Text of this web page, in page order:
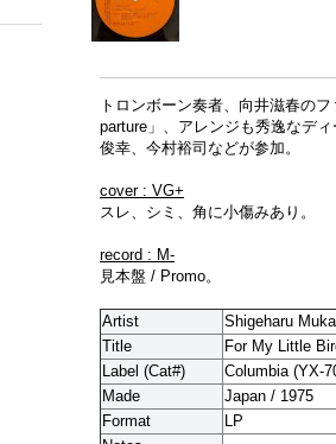
トロンボーン奏者、向井滋春の
parture」、アレンジも秀逸なデ
俊幸、今村裕司などが参加。
cover : VG+
スレ、シミ、角に小傷みあり。
record : M-
見本盤 / Promo。
Artist
Shigeharu
Title
For My Little
Label (Cat#)
Columbia (YX-
Made
Japan / 1975
Format
LP